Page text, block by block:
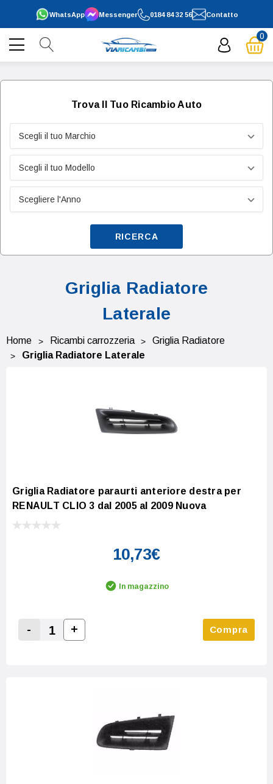
0184 84 32 56
WhatsApp Contatto
Messenger
0
Trova Il Tuo Ricambio Auto
RICERCA
Griglia Radiatore
Laterale
Home Ricambi carrozzeria
Griglia Radiatore
Griglia Radiatore Laterale
Griglia Radiatore paraurti anteriore destra per
RENAULT CLIO 3 dal 2005 al 2009 Nuova
10,73€
In magazzino
Decrease Quantity:
-
Increase Quantity:
+ Compra